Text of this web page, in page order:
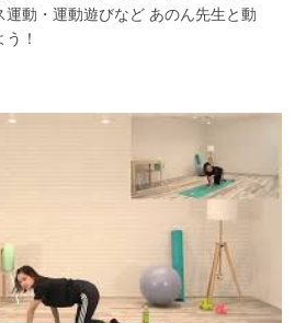
運動・運動遊びなど あのん先生と動
！